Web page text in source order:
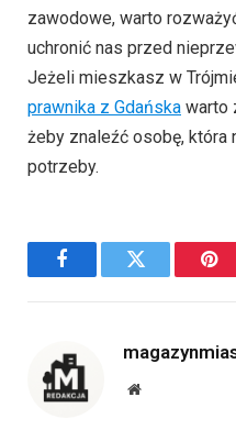
zawodowe, warto
uchronić nas przed
Jeżeli mieszkasz w
prawnika z Gdańska warto
żeby znaleźć osobę, która
potrzeby.
FacebookTwitter
Website